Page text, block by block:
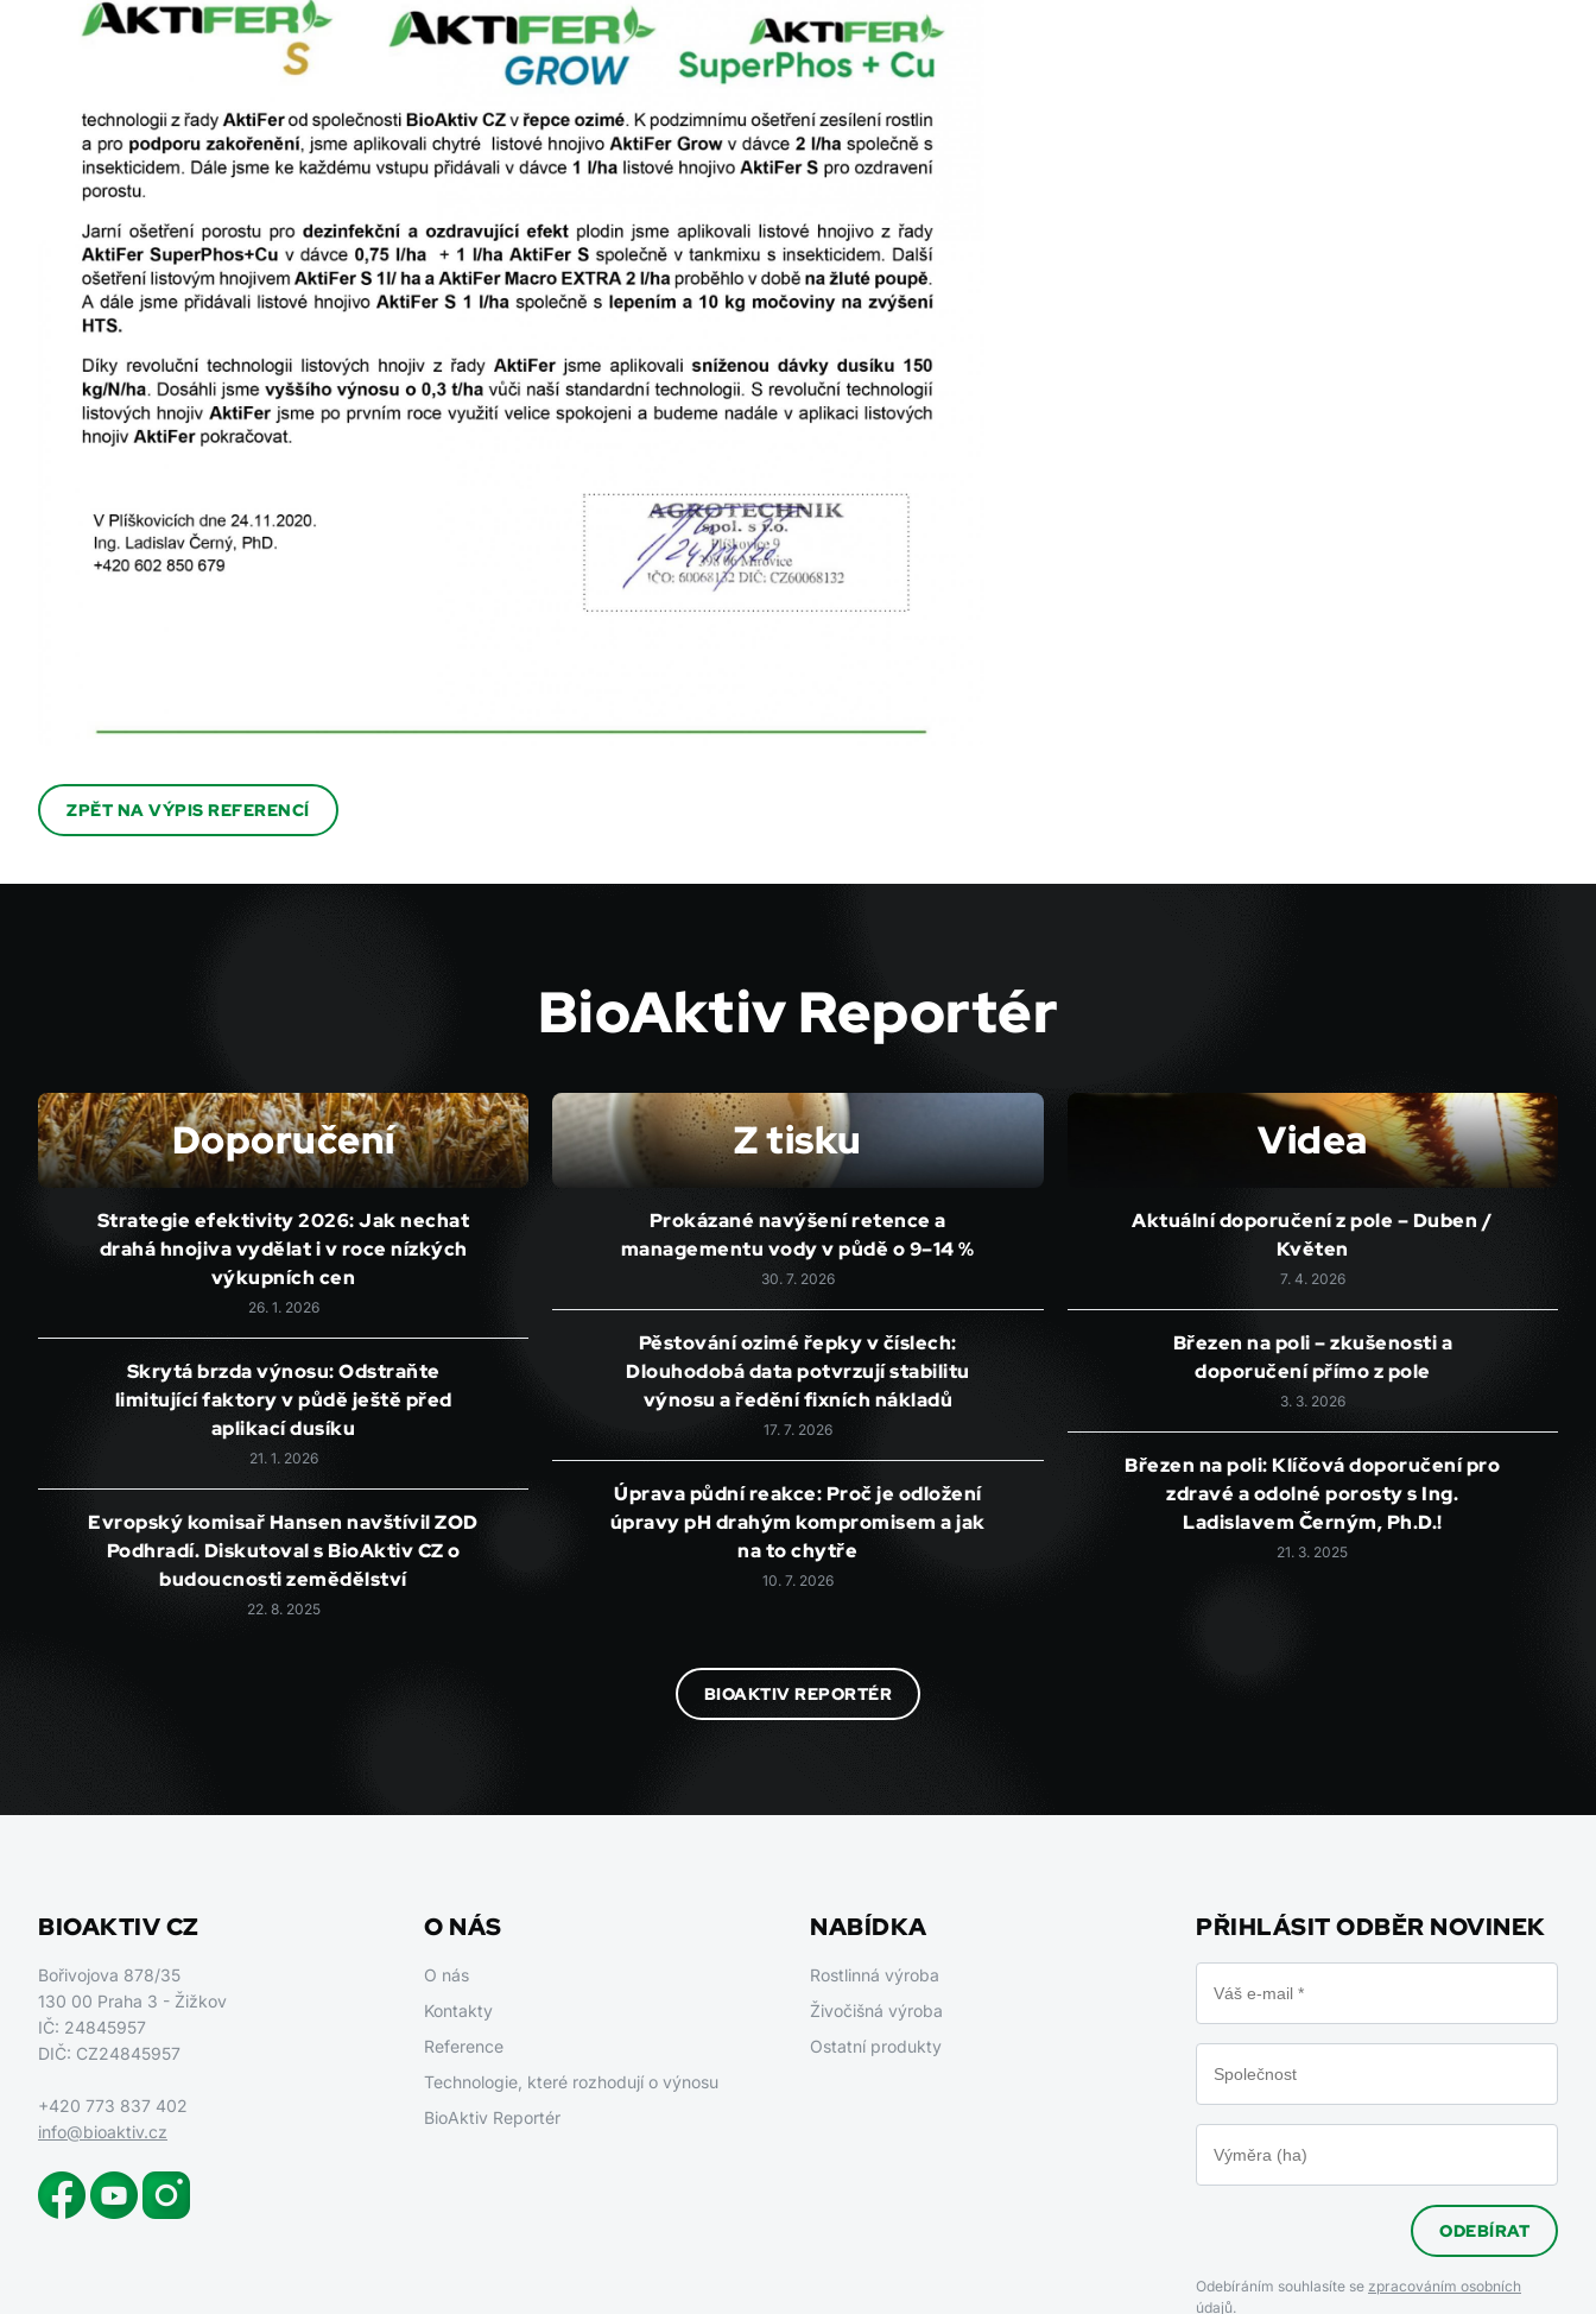
ZPĚT NA VÝPIS REFERENCÍ
BioAktiv Reportér
Doporučení
Strategie efektivity 2026: Jak nechat
drahá hnojiva vydělat i v roce nízkých
výkupních cen
26. 1. 2026
Skrytá brzda výnosu: Odstraňte
limitující faktory v půdě ještě před
aplikací dusíku
21. 1. 2026
Evropský komisař Hansen navštívil ZOD
Podhradí. Diskutoval s BioAktiv CZ o
budoucnosti zemědělství
22. 8. 2025
Z tisku
Prokázané navýšení retence a
managementu vody v půdě o 9–14 %
30. 7. 2026
Pěstování ozimé řepky v číslech:
Dlouhodobá data potvrzují stabilitu
výnosu a ředění fixních nákladů
17. 7. 2026
Úprava půdní reakce: Proč je odložení
úpravy pH drahým kompromisem a jak
na to chytře
10. 7. 2026
Videa
Aktuální doporučení z pole – Duben /
Květen
7. 4. 2026
Březen na poli – zkušenosti a
doporučení přímo z pole
3. 3. 2026
Březen na poli: Klíčová doporučení pro
zdravé a odolné porosty s Ing.
Ladislavem Černým, Ph.D.!
21. 3. 2025
BIOAKTIV REPORTÉR
BIOAKTIV CZ
Bořivojova 878/35
130 00 Praha 3 - Žižkov
IČ: 24845957
DIČ: CZ24845957
+420 773 837 402
info@bioaktiv.cz
O NÁS
O nás
Kontakty
Reference
Technologie, které rozhodují o výnosu
BioAktiv Reportér
NABÍDKA
Rostlinná výroba
Živočišná výroba
Ostatní produkty
PŘIHLÁSIT ODBĚR NOVINEK
ODEBÍRAT
Odebíráním souhlasíte se zpracováním osobních
údajů.